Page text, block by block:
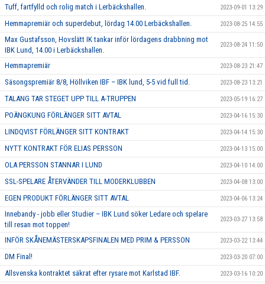
Tuff, fartfylld och rolig match i Lerbäckshallen. 2023-09-01 13:29
Hemmapremiär och superdebut, lördag 14.00 Lerbäckshallen. 2023-08-25 14:55
Max Gustafsson, Hovslätt IK tankar inför lördagens drabbning mot
IBK Lund, 14.00 i Lerbäckshallen.
2023-08-24 11:50
Hemmapremiär 2023-08-23 21:47
Säsongspremiär 8/8, Höllviken IBF – IBK lund, 5-5 vid full tid. 2023-08-23 13:21
TALANG TAR STEGET UPP TILL A-TRUPPEN 2023-05-19 16:27
POÄNGKUNG FÖRLÄNGER SITT AVTAL 2023-04-16 15:30
LINDQVIST FÖRLÄNGER SITT KONTRAKT 2023-04-14 15:30
NYTT KONTRAKT FÖR ELIAS PERSSON 2023-04-13 15:00
OLA PERSSON STANNAR I LUND 2023-04-10 14:00
SSL-SPELARE ÅTERVÄNDER TILL MODERKLUBBEN 2023-04-08 13:00
EGEN PRODUKT FÖRLÄNGER SITT AVTAL 2023-04-06 13:24
Innebandy - jobb eller Studier – IBK Lund söker Ledare och spelare
till resan mot toppen!
2023-03-27 13:58
INFÖR SKÅNEMÄSTERSKAPSFINALEN MED PRIM & PERSSON 2023-03-22 13:44
DM Final! 2023-03-20 07:00
Allsvenska kontraktet säkrat efter rysare mot Karlstad IBF. 2023-03-16 10:20